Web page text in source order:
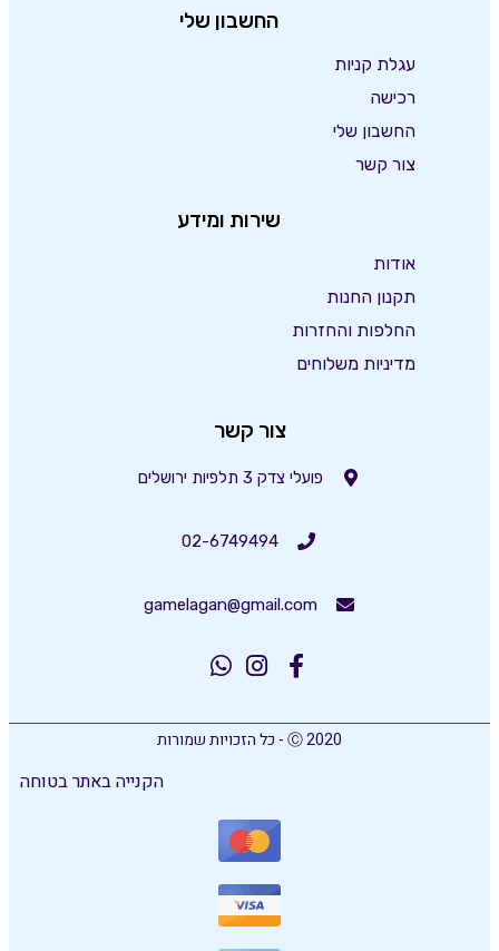
החשבון שלי
עגלת קניות
רכישה
החשבון שלי
צור קשר
שירות ומידע
אודות
תקנון החנות
החלפות והחזרות
מדיניות משלוחים
צור קשר
פועלי צדק 3 תלפיות ירושלים
02-6749494
gamelagan@gmail.com
Ⓒ 2020 - כל הזכויות שמורות
הקנייה באתר בטוחה